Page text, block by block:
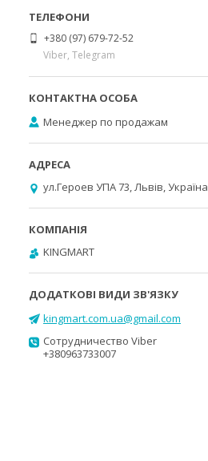
+380 (97) 679-72-52
Viber, Telegram
Менеджер по продажам
ул.Героев УПА 73, Львів, Україна
KINGMART
kingmart.com.ua@gmail.com
Сотрудничество Viber
+380963733007